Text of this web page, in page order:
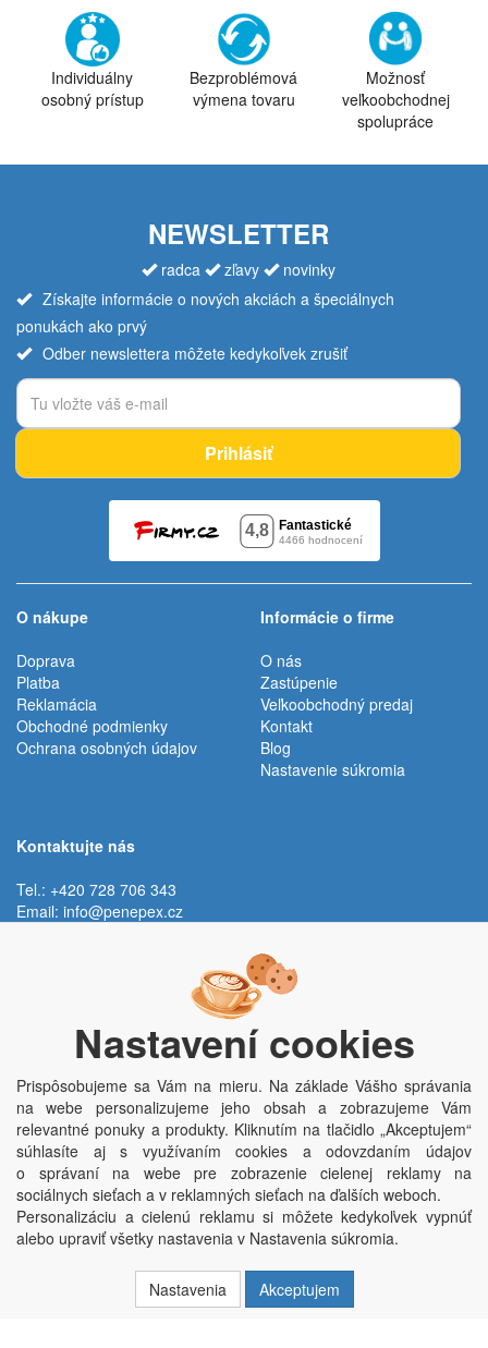
Individuálny
osobný prístup
Bezproblémová
výmena tovaru
Možnosť
veľkoobchodnej
spolupráce
NEWSLETTER
radca zľavy
novinky
Získajte informácie o nových akciách a špeciálnych
ponukách ako prvý
Odber newslettera môžete kedykoľvek zrušiť
Prihlásiť
O nákupe
Doprava
Platba
Reklamácia
Obchodné podmienky
Ochrana osobných údajov
Informácie o firme
O nás
Zastúpenie
Veľkoobchodný predaj
Kontakt
Blog
Nastavenie súkromia
Kontaktujte nás
Tel.: +420 728 706 343
Email: info@penepex.cz
Trávník 2076, 686 03 Staré Město
Copyright © Penepex s.r.o. 2025, powered byABRA E-shop
Penepex s.r.o., Za Špicí 1798, 686 03 Staré Město; IČO: 03220923; DIČ:
CZ03220923; zápis do obchodního rejstříku dne 22. 7. 2014, krajský soud v
Brně oddíl C, vložka 84002
Nastavení cookies
Prispôsobujeme sa Vám na mieru. Na základe Vášho správania
na webe personalizujeme jeho obsah a zobrazujeme Vám
relevantné ponuky a produkty. Kliknutím na tlačidlo „Akceptujem“
súhlasíte aj s využívaním cookies a odovzdaním údajov
o správaní na webe pre zobrazenie cielenej reklamy na
sociálnych sieťach a v reklamných sieťach na ďalších weboch.
Personalizáciu a cielenú reklamu si môžete kedykoľvek vypnúť
alebo upraviť všetky nastavenia v Nastavenia súkromia.
Nastavenia Akceptujem